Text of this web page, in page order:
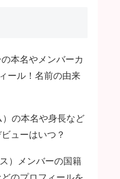
の本名やメンバーカ
ール！名前の由来
の本名や身長など
ューはいつ？
）メンバーの国籍